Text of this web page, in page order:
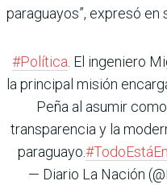
paraguayos”, expresó en
#Política . El ingeniero
la principal misión
Peña al asumir
transparencia y la
paraguayo.
— Diario La Nación